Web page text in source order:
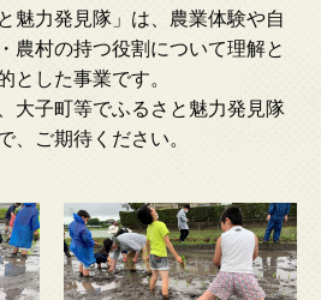
魅力発見隊」は、農業体験や自
農村の持つ役割について理解と
とした事業です。
大子町等でふるさと魅力発見隊
、ご期待ください。